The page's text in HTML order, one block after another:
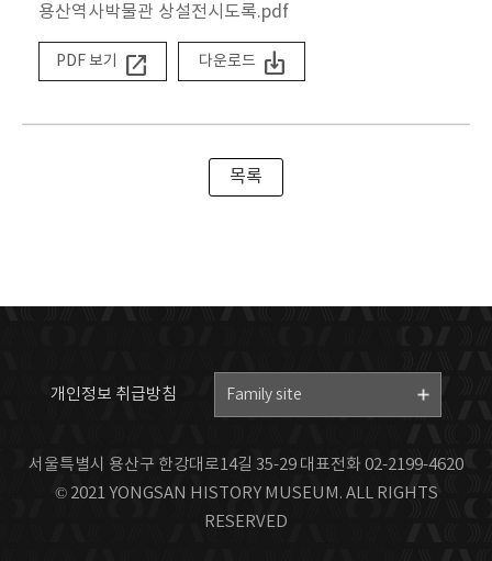
용산역사박물관 상설전시도록.pdf
PDF 보기 open_in_new 다운로드 place_item
목록
개인정보 취급방침 Family site
서울특별시 용산구 한강대로14길 35-29 대표전화 02-2199-4620
© 2021 YONGSAN HISTORY MUSEUM. ALL RIGHTS
RESERVED